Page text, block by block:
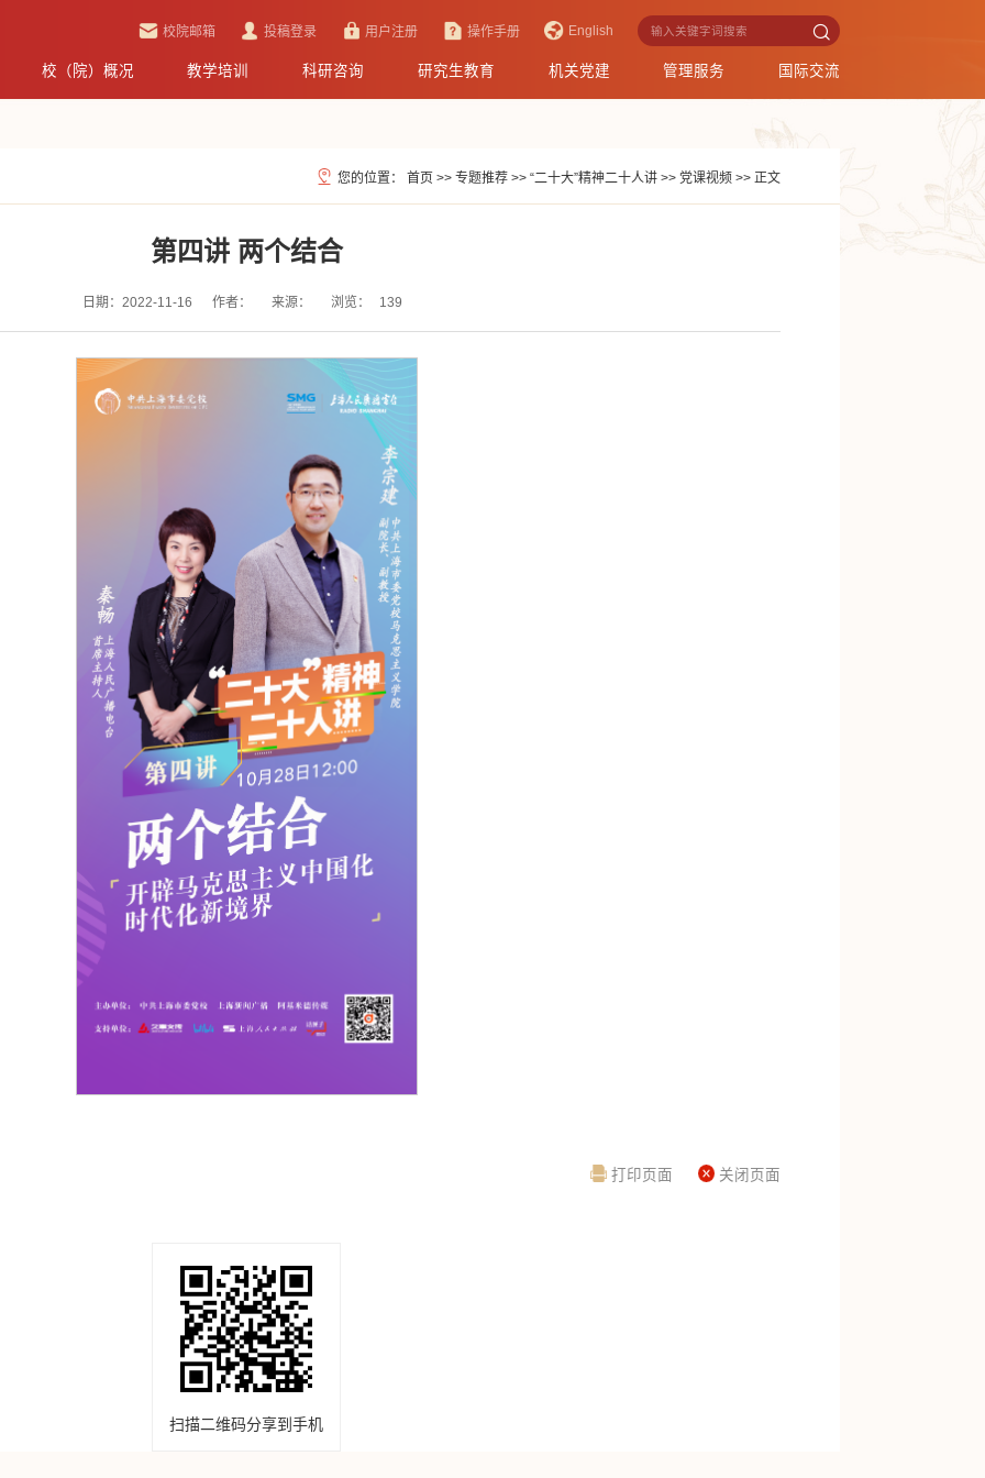
校院邮箱 投稿登录 用户注册 操作手册 English
校（院）概况 教学培训 科研咨询 研究生教育 机关党建 管理服务 国际交流
您的位置： 首页 >> 专题推荐 >> “二十大”精神二十人讲 >> 党课视频 >> 正文
第四讲 两个结合
日期：2022-11-16 作者： 来源： 浏览： 139
打印页面 关闭页面
扫描二维码分享到手机